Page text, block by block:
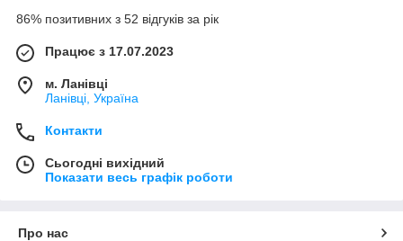
86% позитивних з 52 відгуків за рік
Працює з 17.07.2023
м. Ланівці
Ланівці, Україна
Контакти
Сьогодні вихідний
Показати весь графік роботи
Про нас